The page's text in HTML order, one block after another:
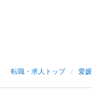
転職・求人トップ / 愛